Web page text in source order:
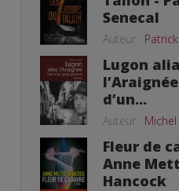
Senecal
Auteur :
Lugon
d’un...
Auteur :
Fleur de
Anne
Hancock